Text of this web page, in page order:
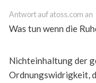
Antwort auf atoss.com an
Was tun wenn die
Nichteinhaltung der
Ordnungswidrigkeit,